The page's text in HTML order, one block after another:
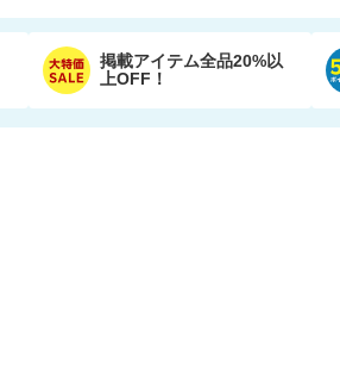
掲載アイテム全品20%以
上OFF！